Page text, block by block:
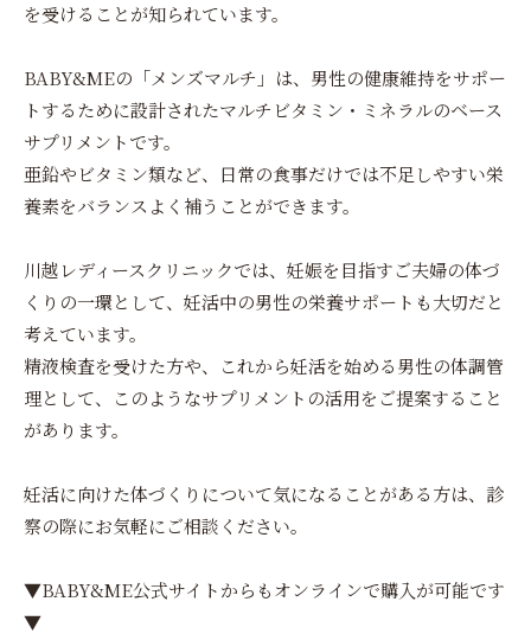
を受けることが知られています。
BABY&MEの「メンズマルチ」は、男性の健康維持をサポー
トするために設計されたマルチビタミン・ミネラルのベース
サプリメントです。
亜鉛やビタミン類など、日常の食事だけでは不足しやすい栄
養素をバランスよく補うことができます。
川越レディースクリニックでは、妊娠を目指すご夫婦の体づ
くりの一環として、妊活中の男性の栄養サポートも大切だと
考えています。
精液検査を受けた方や、これから妊活を始める男性の体調管
理として、このようなサプリメントの活用をご提案すること
があります。
妊活に向けた体づくりについて気になることがある方は、診
察の際にお気軽にご相談ください。
▼BABY&ME公式サイトからもオンラインで購入が可能です
▼